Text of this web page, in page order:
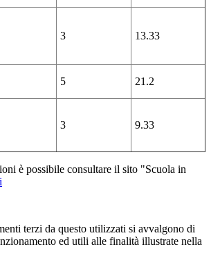
3 13.33
5 21.2
3 9.33
è possibile consultare il sito "Scuola in
terzi da questo utilizzati si avvalgono di
ed utili alle finalità illustrate nella